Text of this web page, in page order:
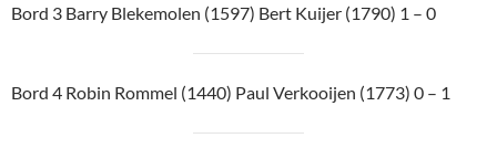
Bord 3 Barry Blekemolen (1597) Bert Kuijer (1790) 1 – 0
Bord 4 Robin Rommel (1440) Paul Verkooijen (1773) 0 – 1